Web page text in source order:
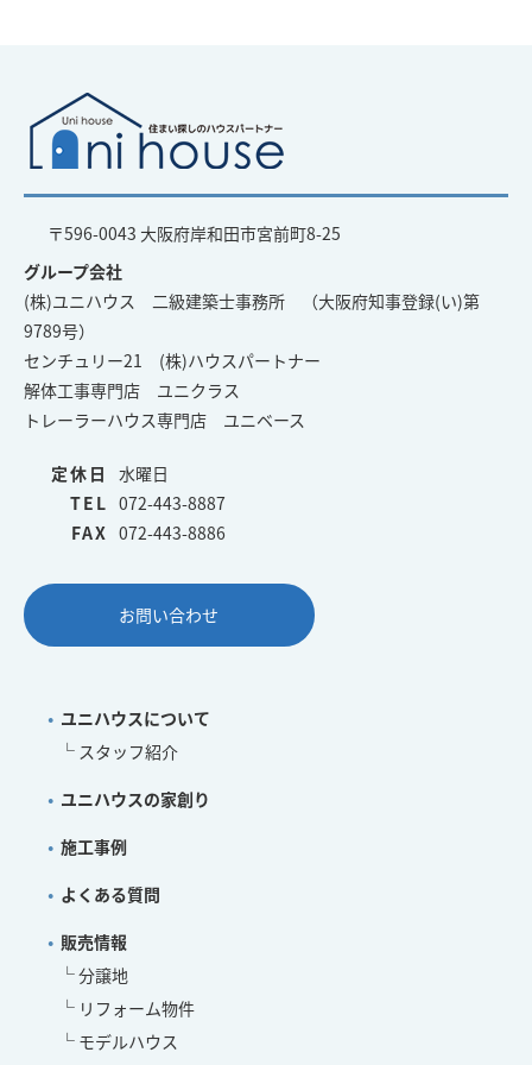
〒596-0043 大阪府岸和田市宮前町8-25
グループ会社
(株)ユニハウス 二級建築士事務所 （大阪府知事登録(い)第
9789号）
センチュリー21 (株)ハウスパートナー
解体工事専門店 ユニクラス
トレーラーハウス専門店 ユニベース
定休日
水曜日
TEL 072-443-8887
FAX 072-443-8886
お問い合わせ
ユニハウスについて
スタッフ紹介
ユニハウスの家創り
施工事例
よくある質問
販売情報
分譲地
リフォーム物件
モデルハウス